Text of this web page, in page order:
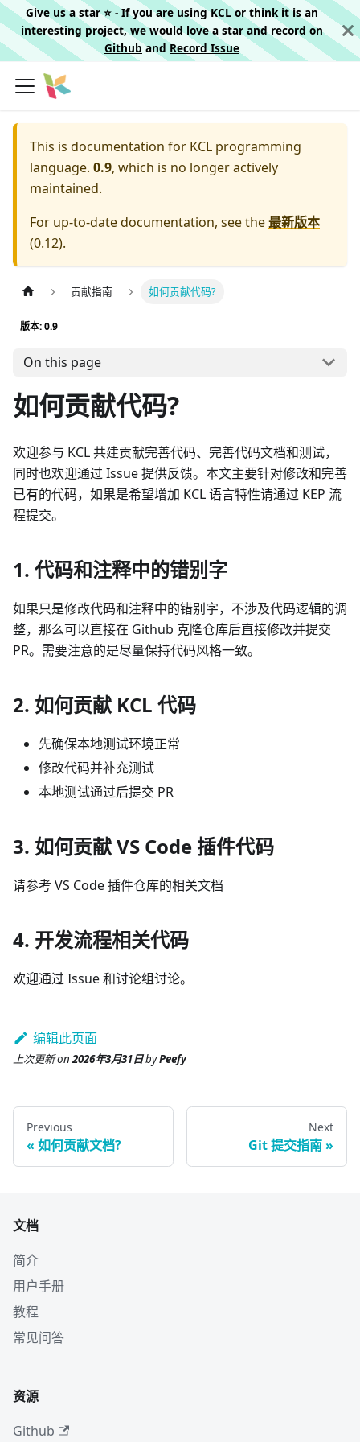
Give us a star ⭐️ - If you are using KCL or think it is an
interesting project, we would love a star and record on
Githuband Record Issue
This is documentation for KCL programming
language. 0.9, which is no longer actively
maintained.
For up-to-date documentation, see the最新版本
(0.12).
贡献指南 如何贡献代码?
版本: 0.9
On this page
如何贡献代码?
欢迎参与 KCL 共建贡献完善代码、完善代码文档和测试，
同时也欢迎通过 Issue 提供反馈。本文主要针对修改和完善
已有的代码，如果是希望增加 KCL 语言特性请通过 KEP 流
程提交。
1. 代码和注释中的错别字
如果只是修改代码和注释中的错别字，不涉及代码逻辑的调
整，那么可以直接在 Github 克隆仓库后直接修改并提交
PR。需要注意的是尽量保持代码风格一致。
2. 如何贡献 KCL 代码
先确保本地测试环境正常
修改代码并补充测试
本地测试通过后提交 PR
3. 如何贡献 VS Code 插件代码
请参考 VS Code 插件仓库的相关文档
4. 开发流程相关代码
欢迎通过 Issue 和讨论组讨论。
编辑此页面
上次更新on2026年3月31日byPeefy
Previous
如何贡献文档?
Next
Git 提交指南
文档
简介
用户手册
教程
常见问答
资源
Github